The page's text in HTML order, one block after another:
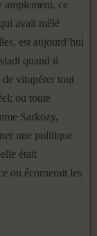
amplement, ce
avait mêlé
est aujourd’hui
quand il
de vitupérer tout
ou toute
Sarközy,
une politique
était
ou écornerait les